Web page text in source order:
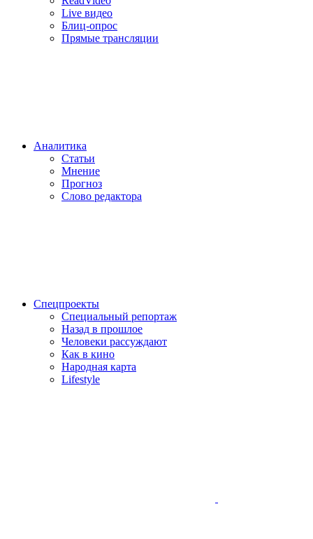
Live видео
Блиц-опрос
Прямые трансляции
Аналитика
Статьи
Мнение
Прогноз
Cлово редактора
Спецпроекты
Специальный репортаж
Назад в прошлое
Человеки рассуждают
Как в кино
Народная карта
Lifestyle